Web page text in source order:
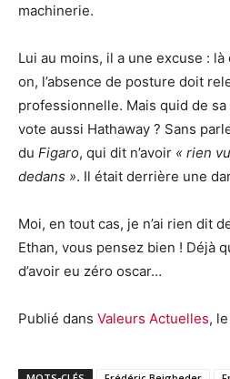
machinerie.
Lui au moins, il a une excuse :
on, l’absence de posture doit
professionnelle. Mais quid de
vote aussi Hathaway ? Sans
du Figaro, qui dit n’avoir « rien
dedans ». Il était derrière une
Moi, en tout cas, je n’ai rien dit
Ethan, vous pensez bien ! Déjà
d’avoir eu zéro oscar…
Publié dans Valeurs Actuelles,